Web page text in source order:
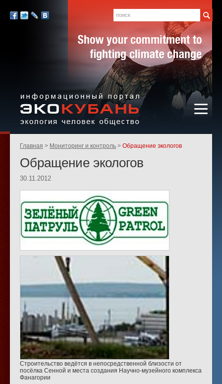
«ЭКО-КУБАНЬ»
человек,
общество
Родительские
Главная Мониторинг и контроль Обращение экологов
Обращение экологов
30.11.2012
Строительство ведётся в непосредственной близости от
посёлка Сенной и места создания Научно-музейного комплекса
Фанагории
Мы
Поиск